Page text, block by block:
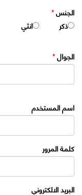
الجنس *
ذكر
انثي
الجوال *
اسم المستخدم
كلمة المرور
البريد الالكتروني